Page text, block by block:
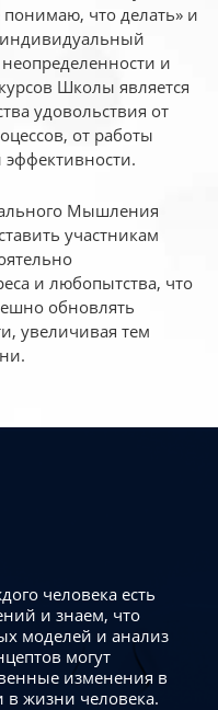
что делать» и
и
Школы является
удовольствия от
от работы
эффективности.
Мышления
участникам
и любопытства, что
обновлять
увеличивая тем
человека есть
и знаем, что
моделей и анализ
могут
изменения в
жизни человека.